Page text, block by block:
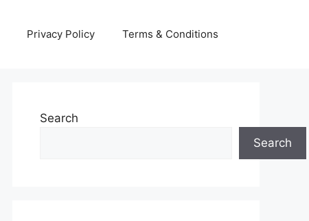
Privacy Policy Terms & Conditions
Search
Search